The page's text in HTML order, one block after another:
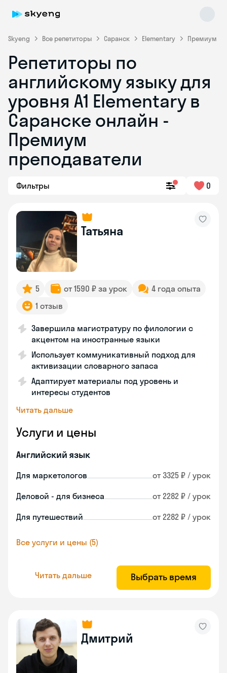
Skyeng Все репетиторы Саранск Elementary Премиум
Репетиторы по
английскому языку для
уровня A1 Elementary в
Саранске онлайн -
Премиум
преподаватели
Фильтры 0
Татьяна
5 от 1590 ₽ за урок
4 года опыта
1 отзыв
Завершила магистратуру по филологии с
акцентом на иностранные языки
Использует коммуникативный подход для
активизации словарного запаса
Адаптирует материалы под уровень и
интересы студентов
Читать дальше
Услуги и цены
Английский язык
Для маркетологов от 3325 ₽ / урок
Деловой - для бизнеса от 2282 ₽ / урок
Для путешествий от 2282 ₽ / урок
Все услуги и цены (5)
Читать дальше Выбрать время
Дмитрий
Skyeng Chat
online